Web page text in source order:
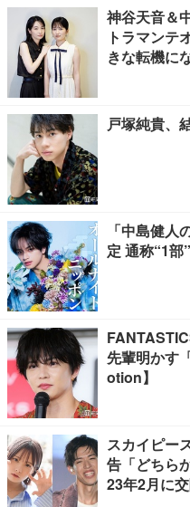
神谷天音＆
トラマンテ
きな転機に
戸塚純貴、
「中島健
定 通称“1部
先輩明かす
otion】
スカイピー
告「どちら
23年2月に